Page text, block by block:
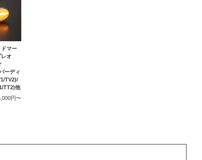
マー
オ
ーディ
TV2)/
TT2)他
円〜